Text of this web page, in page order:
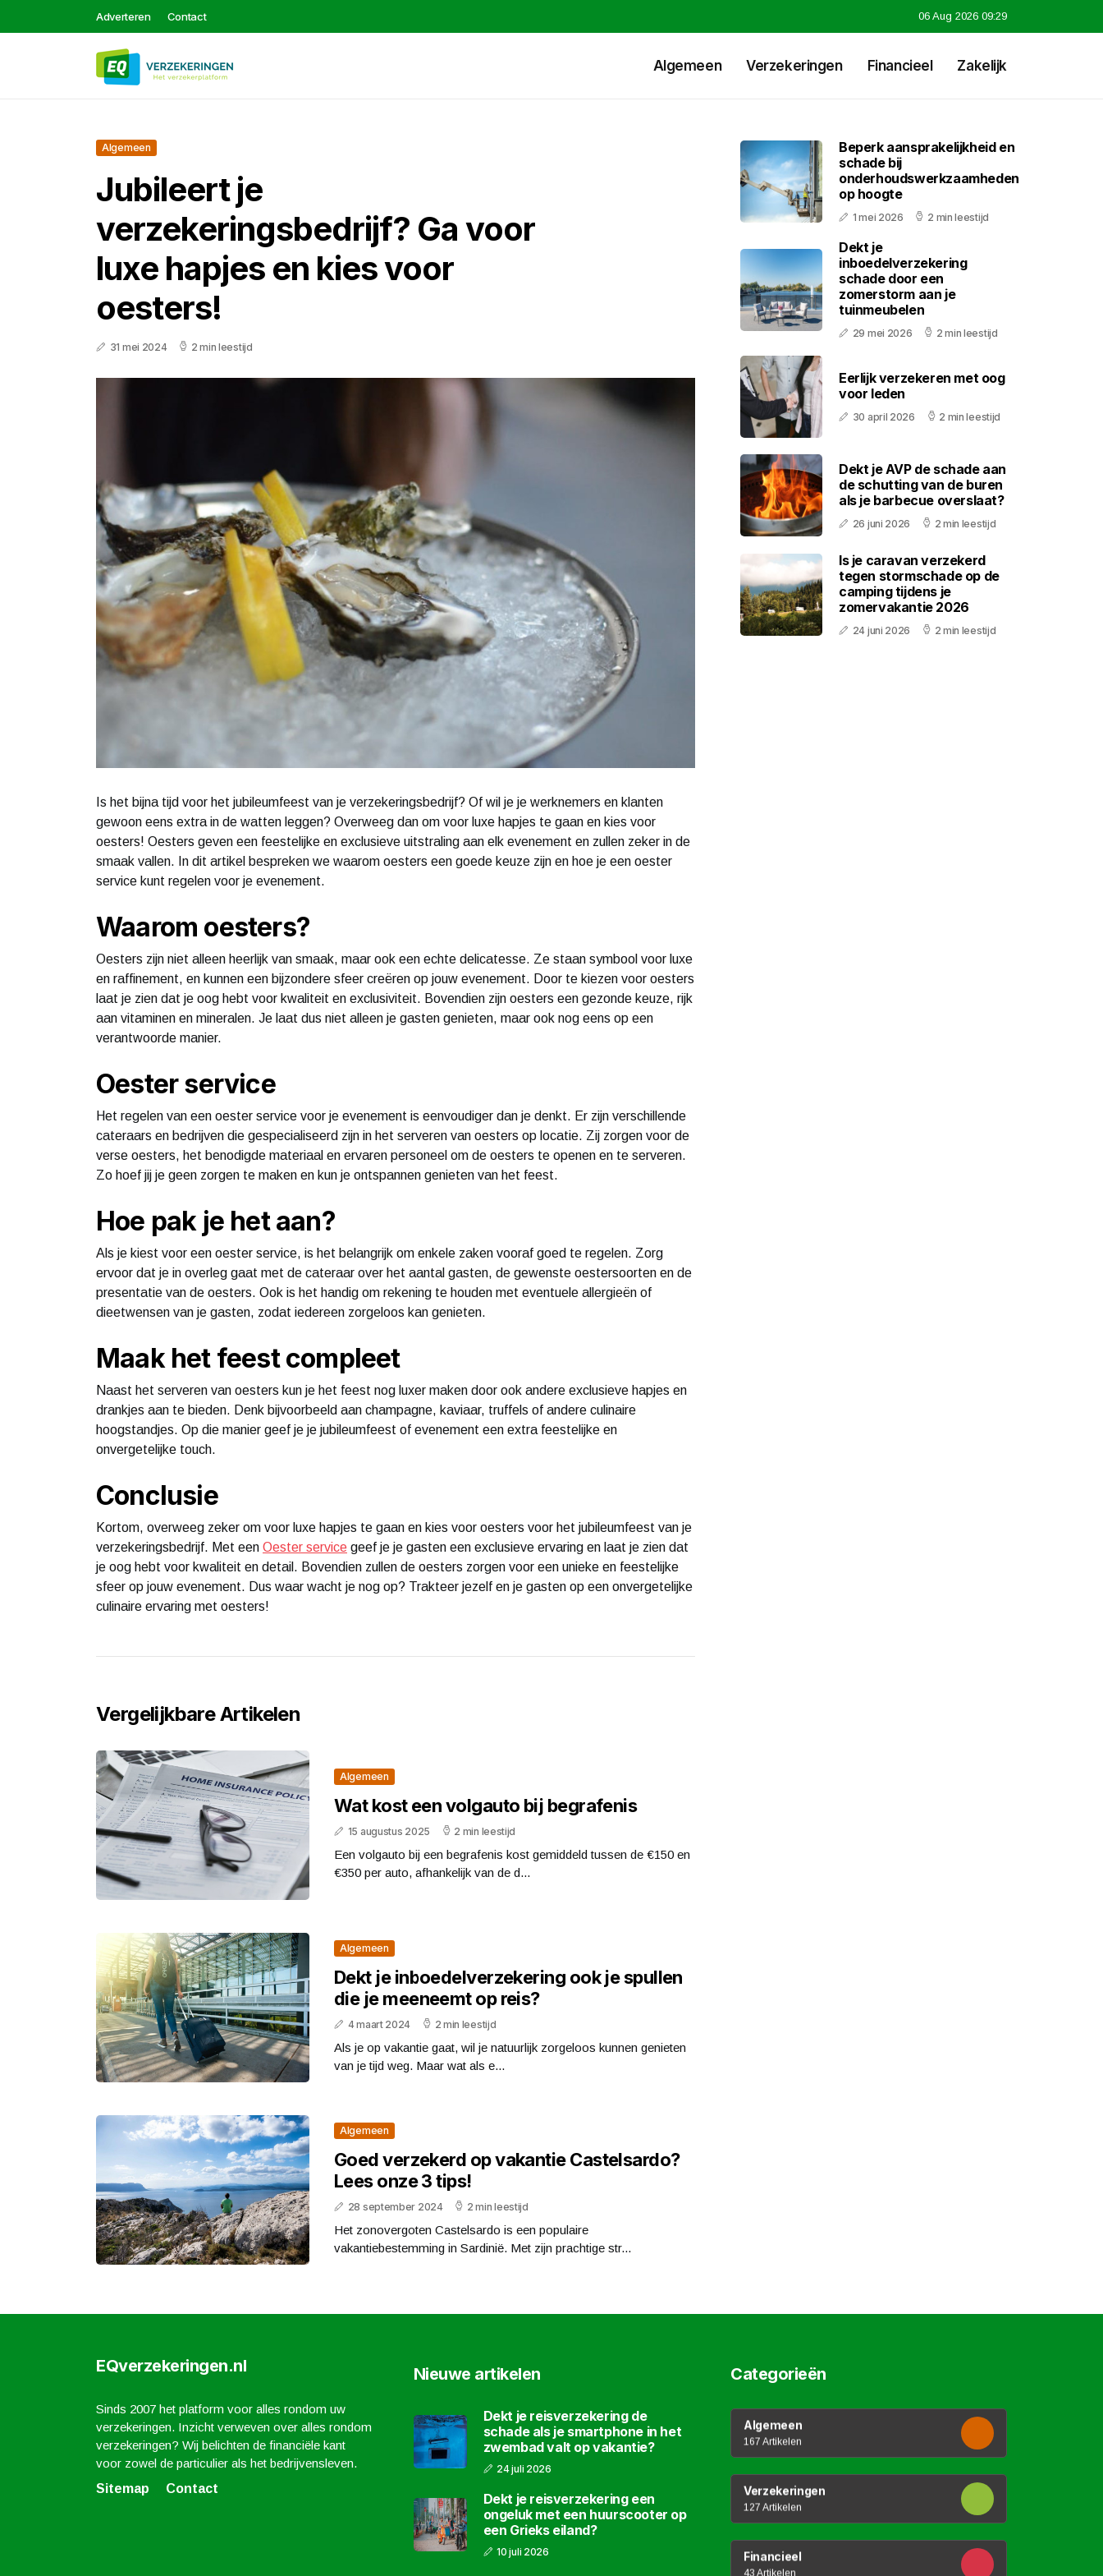
Adverteren Contact 06 Aug 2026 09:29
Algemeen Verzekeringen Financieel Zakelijk
Algemeen
Jubileert je
verzekeringsbedrijf? Ga voor
luxe hapjes en kies voor
oesters!
31 mei 2024 2 min leestijd
Is het bijna tijd voor het jubileumfeest van je verzekeringsbedrijf? Of wil je je werknemers en klanten
gewoon eens extra in de watten leggen? Overweeg dan om voor luxe hapjes te gaan en kies voor
oesters! Oesters geven een feestelijke en exclusieve uitstraling aan elk evenement en zullen zeker in de
smaak vallen. In dit artikel bespreken we waarom oesters een goede keuze zijn en hoe je een oester
service kunt regelen voor je evenement.
Waarom oesters?
Oesters zijn niet alleen heerlijk van smaak, maar ook een echte delicatesse. Ze staan symbool voor luxe
en raffinement, en kunnen een bijzondere sfeer creëren op jouw evenement. Door te kiezen voor oesters
laat je zien dat je oog hebt voor kwaliteit en exclusiviteit. Bovendien zijn oesters een gezonde keuze, rijk
aan vitaminen en mineralen. Je laat dus niet alleen je gasten genieten, maar ook nog eens op een
verantwoorde manier.
Oester service
Het regelen van een oester service voor je evenement is eenvoudiger dan je denkt. Er zijn verschillende
cateraars en bedrijven die gespecialiseerd zijn in het serveren van oesters op locatie. Zij zorgen voor de
verse oesters, het benodigde materiaal en ervaren personeel om de oesters te openen en te serveren.
Zo hoef jij je geen zorgen te maken en kun je ontspannen genieten van het feest.
Hoe pak je het aan?
Als je kiest voor een oester service, is het belangrijk om enkele zaken vooraf goed te regelen. Zorg
ervoor dat je in overleg gaat met de cateraar over het aantal gasten, de gewenste oestersoorten en de
presentatie van de oesters. Ook is het handig om rekening te houden met eventuele allergieën of
dieetwensen van je gasten, zodat iedereen zorgeloos kan genieten.
Maak het feest compleet
Naast het serveren van oesters kun je het feest nog luxer maken door ook andere exclusieve hapjes en
drankjes aan te bieden. Denk bijvoorbeeld aan champagne, kaviaar, truffels of andere culinaire
hoogstandjes. Op die manier geef je je jubileumfeest of evenement een extra feestelijke en
onvergetelijke touch.
Conclusie
Kortom, overweeg zeker om voor luxe hapjes te gaan en kies voor oesters voor het jubileumfeest van je
verzekeringsbedrijf. Met een Oester service geef je je gasten een exclusieve ervaring en laat je zien dat
je oog hebt voor kwaliteit en detail. Bovendien zullen de oesters zorgen voor een unieke en feestelijke
sfeer op jouw evenement. Dus waar wacht je nog op? Trakteer jezelf en je gasten op een onvergetelijke
culinaire ervaring met oesters!
Vergelijkbare Artikelen
Algemeen
Wat kost een volgauto bij begrafenis
15 augustus 2025 2 min leestijd
Een volgauto bij een begrafenis kost gemiddeld tussen de €150 en
€350 per auto, afhankelijk van de d...
Algemeen
Dekt je inboedelverzekering ook je spullen
die je meeneemt op reis?
4 maart 2024 2 min leestijd
Als je op vakantie gaat, wil je natuurlijk zorgeloos kunnen genieten
van je tijd weg. Maar wat als e...
Algemeen
Goed verzekerd op vakantie Castelsardo?
Lees onze 3 tips!
28 september 2024 2 min leestijd
Het zonovergoten Castelsardo is een populaire
vakantiebestemming in Sardinië. Met zijn prachtige str...
Beperk aansprakelijkheid en
schade bij
onderhoudswerkzaamheden
op hoogte
1 mei 2026 2 min leestijd
Dekt je
inboedelverzekering
schade door een
zomerstorm aan je
tuinmeubelen
29 mei 2026 2 min leestijd
Eerlijk verzekeren met oog
voor leden
30 april 2026 2 min leestijd
Dekt je AVP de schade aan
de schutting van de buren
als je barbecue overslaat?
26 juni 2026 2 min leestijd
Is je caravan verzekerd
tegen stormschade op de
camping tijdens je
zomervakantie 2026
24 juni 2026 2 min leestijd
EQverzekeringen.nl
Sinds 2007 het platform voor alles rondom uw
verzekeringen. Inzicht verweven over alles rondom
verzekeringen? Wij belichten de financiële kant
voor zowel de particulier als het bedrijvensleven.
Sitemap
Contact
Nieuwe artikelen
Dekt je reisverzekering de
schade als je smartphone in het
zwembad valt op vakantie?
24 juli 2026
Dekt je reisverzekering een
ongeluk met een huurscooter op
een Grieks eiland?
10 juli 2026
Categorieën
Algemeen
167 Artikelen
Verzekeringen
127 Artikelen
Financieel
43 Artikelen